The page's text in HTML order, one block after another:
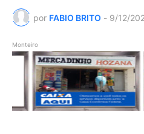
por FABIO BRITO - 9/12/
Monteiro